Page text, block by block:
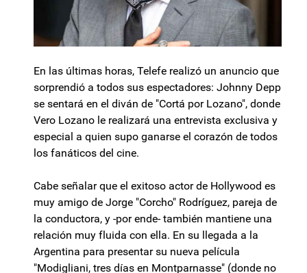
En las últimas horas, Telefe realizó un anuncio que
sorprendió a todos sus espectadores: Johnny Depp
se sentará en el diván de "Cortá por Lozano", donde
Vero Lozano le realizará una entrevista exclusiva y
especial a quien supo ganarse el corazón de todos
los fanáticos del cine.
Cabe señalar que el exitoso actor de Hollywood es
muy amigo de Jorge "Corcho" Rodríguez, pareja de
la conductora, y -por ende- también mantiene una
relación muy fluida con ella. En su llegada a la
Argentina para presentar su nueva película
"Modigliani, tres días en Montparnasse" (donde no